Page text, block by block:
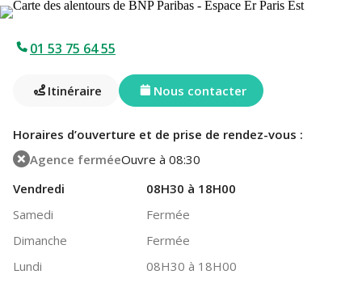
01 53 75 64 55
Itinéraire Nous contacter
Horaires d’ouverture et de prise de rendez-vous :
Agence ferméeOuvre à 08:30
Vendredi
08H30 à 18H00
Samedi
Fermée
Dimanche
Fermée
Lundi
08H30 à 18H00